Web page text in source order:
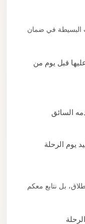
في ضمان
قبل يوم من
السائق
الرحلة
بل نتابع معكم